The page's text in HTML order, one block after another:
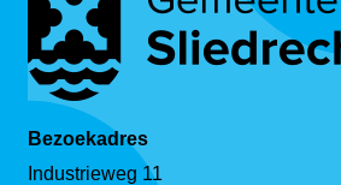
Bezoekadres
Industrieweg 11